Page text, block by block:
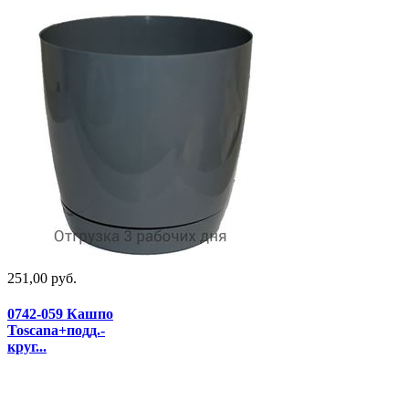
251,00 руб.
0742-059 Кашпо
Toscana+подд.-
круг...